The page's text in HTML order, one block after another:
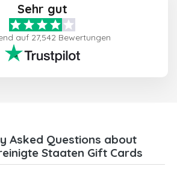
Sehr gut
auf 27,542 Bewertungen
Asked Questions about
Staaten Gift Cards